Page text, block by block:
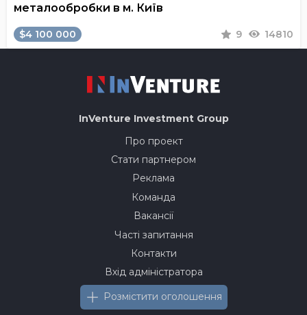
металообробки в м. Київ
$4 100 000 9 14810
InVenture Investment Group
Про проект
Стати партнером
Реклама
Команда
Вакансії
Часті запитання
Контакти
Вхід адміністратора
Розмістити оголошення